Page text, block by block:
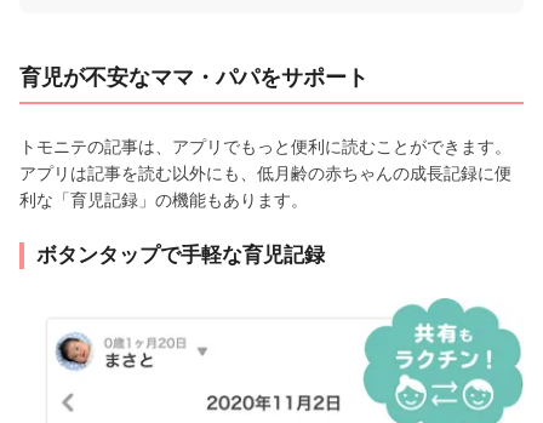
育児が不安なママ・パパをサポート
トモニテの記事は、アプリでもっと便利に読むことができます。
アプリは記事を読む以外にも、低月齢の赤ちゃんの成長記録に便
利な「育児記録」の機能もあります。
ボタンタップで手軽な育児記録